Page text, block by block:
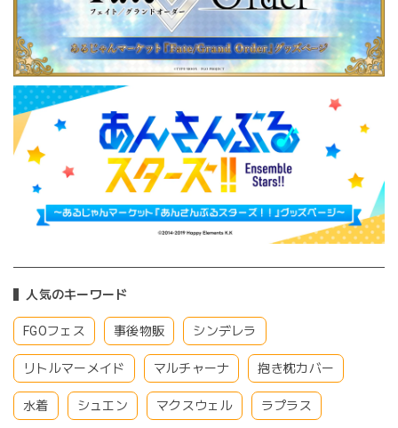
人気のキーワード
FGOフェス 事後物販 シンデレラ
リトルマーメイド マルチャーナ 抱き枕カバー
水着 シュエン マクスウェル ラプラス